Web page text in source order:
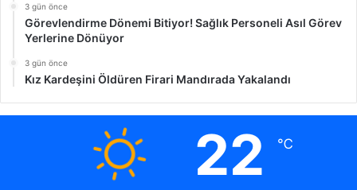
3 gün önce
Görevlendirme Dönemi Bitiyor! Sağlık Personeli Asıl Görev
Yerlerine Dönüyor
3 gün önce
Kız Kardeşini Öldüren Firari Mandırada Yakalandı
22 ℃